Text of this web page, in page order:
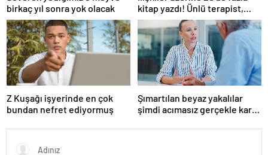
birkaç yıl sonra yok olacak
kitap yazdı! Ünlü terapist,
boşanmaların gerçek
suçlularını açıklıyor
Z Kuşağı işyerinde en çok
bundan nefret ediyormuş
Şımartılan beyaz yakalılar
şimdi acımasız gerçekle karşı